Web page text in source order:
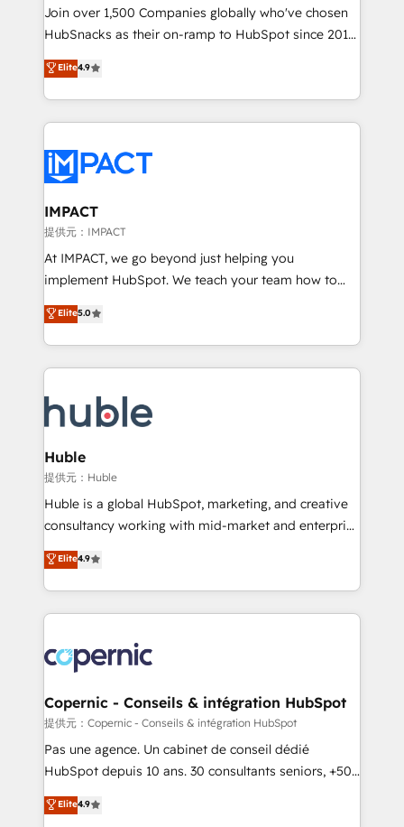
people, exciting ideas and can-do mentality, we
ensure revenue growth on a daily basis. So tell us
team of 100+ experts is ready for you! Driving digital
growth | www.brightdigital.com
Join over 1,500 Companies globally who've chosen
HubSnacks as their on-ramp to HubSpot since 2014
Simple pay-as-you-go plans that accelerate value...
1️⃣ Set Up | Onboarding New or Check-fixing existing
HubSpot portals 2️⃣ Scale Up | 100% HubSpot Task
Execution... Global 24/7 ... All Experts 3️⃣ Integrate |
Slash months from your API Integration project... ⬅️
Click "Contact Business" ⬅️ to access 150+ Kickstart
Integration templates that put HubSpot in the center
of your tech stack, syncing... 🛍️ Shopify or
WooCommerce 💲 Stripe or Paypal 💰 Sage or
Netsuite 🤖 Google or Microsoft ✍️ DocuSign or
the rare Advanced "Custom Integrations"
Accreditation, securely sync data across... 🔄 any
new HubSpot portal with Advanced Website and
CRM Migrations using our in-house "HubScrub" Tool.
Elite4.9
IMPACT
提供元：IMPACT
At IMPACT, we go beyond just helping you
implement HubSpot. We teach your team how to
master it. As the creators of the Endless Customers
System™ (the next evolution of They Ask, You
Answer), we’re the only HubSpot partner built
entirely around coaching and training. That means
skills, processes, and internal team you need to
attract the right buyers, close deals faster, and grow
without outside dependencies. You’ll learn how to: •
Set up, audit, and organize your HubSpot portal •
Get your sales team fully using HubSpot • Track
pipeline and revenue across the entire buyer journey
growth • Create content and videos that attract
buyers • Use AI to scale smarter Our coaching-led
lasts. So if you're ready to become the most trusted
voice in your market, let’s talk.
Elite5.0
Huble
提供元：Huble
Huble is a global HubSpot, marketing, and creative
consultancy working with mid-market and enterprise
businesses. We go beyond implementation, shaping
the strategy, processes, and teams that turn
HubSpot into a genuine growth engine. Named
HubSpot's Global Partner of the Year in 2024,
worldwide, and with over 15 years in the ecosystem,
Huble has built a track record that speaks for itself.
One company, one operating model, delivering
across offices and consulting teams in the UK, USA,
Canada, Germany, France, Belgium, Singapore, and
South Africa. Certified compliant with ISO/IEC
international offices and 175+ employees.
Elite4.9
Copernic - Conseils & intégration HubSpot
提供元：Copernic - Conseils & intégration HubSpot
Pas une agence. Un cabinet de conseil dédié
HubSpot depuis 10 ans. 30 consultants seniors, +500
clients, un ROI mesurable. Notre mission : faire de
HubSpot un vrai levier de performance pour votre
Elite4.9